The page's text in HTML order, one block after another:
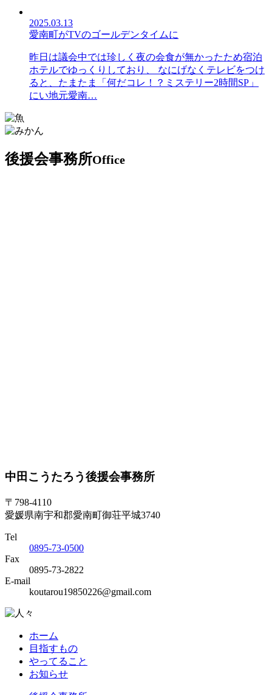
2025.03.13
愛南町がTVのゴールデンタイムに
昨日は議会中では珍しく夜の会食が無かったため宿泊
ホテルでゆっくりしており、 なにげなくテレビをつけ
ると、たまたま「何だコレ！？ミステリー2時間SP」
にい地元愛南…
後援会事務所Office
中田こうたろう後援会事務所
〒798-4110
愛媛県南宇和郡愛南町御荘平城3740
Tel
0895-73-0500
Fax
0895-73-2822
E-mail
koutarou19850226@gmail.com
ホーム
目指すもの
やってること
お知らせ